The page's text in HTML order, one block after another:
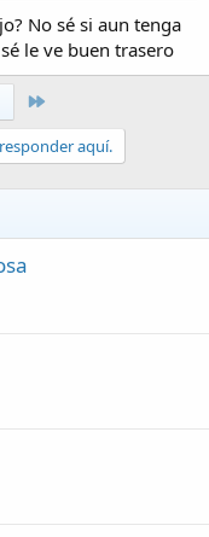
No sé si aun tenga
le ve buen trasero
aquí.